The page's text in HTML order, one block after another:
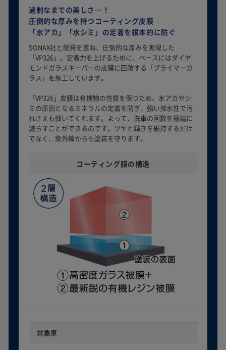
過剰なまでの美しさ…！
圧倒的な厚みを持つコーティング皮膜
「水アカ」「水シミ」の定着を根本的に防ぐ
SONAX社と開発を重ね、圧倒的な厚みを実現した
「VP326」。定着力を上げるために、ベースにはダイヤ
モンドガラスキーパーの皮膜に匹敵する「プライマーガ
ラス」を施工しています。
「VP326」皮膜は有機物の性質を保つため、水アカやシ
ミの原因となるミネラルの定着を防ぎ、強い撥水性で汚
れさえも弾いてくれます。よって、洗車の回数を極端に
減らすことができるのです。ツヤと輝きを維持するだけ
でなく、紫外線からも塗装を守ります。
コーティング膜の構造
対象車